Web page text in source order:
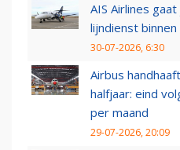
AIS Airlines
lijndienst binnen
30-07-2026, 6:30
Airbus
halfjaar: eind
per maand
29-07-2026, 20:09